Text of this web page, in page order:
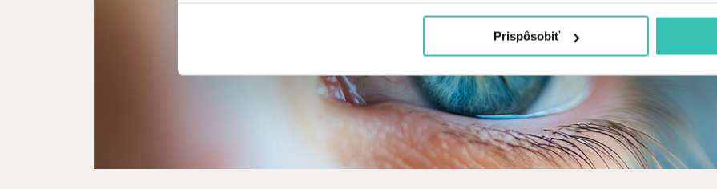
Prispôsobiť